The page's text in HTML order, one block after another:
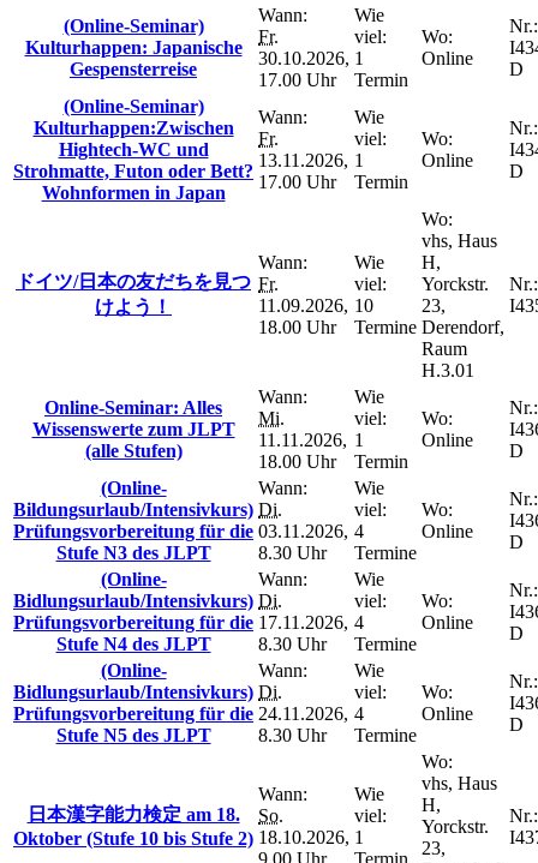
(Online-Seminar)
Kulturhappen: Japanische
Gespensterreise
Wann:
Fr.
30.10.2026,
17.00 Uhr
Wie
viel:
1
Termin
Wo:
Online
Nr.:
D
(Online-Seminar)
Kulturhappen:Zwischen
Hightech-WC und
Strohmatte, Futon oder Bett?
Wohnformen in Japan
Wann:
Fr.
13.11.2026,
17.00 Uhr
Wie
viel:
1
Termin
Wo:
Online
Nr.:
D
ドイツ/日本の友だちを見つ
けよう！
Wann:
Fr.
11.09.2026,
18.00 Uhr
Wie
viel:
10
Termine
Wo:
vhs, Haus
H,
Yorckstr.
23,
Derendorf,
Raum
H.3.01
Nr.:
Online-Seminar: Alles
Wissenswerte zum JLPT
(alle Stufen)
Wann:
Mi.
11.11.2026,
18.00 Uhr
Wie
viel:
1
Termin
Wo:
Online
Nr.:
D
(Online-
Bildungsurlaub/Intensivkurs)
Prüfungsvorbereitung für die
Stufe N3 des JLPT
Wann:
Di.
03.11.2026,
8.30 Uhr
Wie
viel:
4
Termine
Wo:
Online
Nr.:
D
(Online-
Bidlungsurlaub/Intensivkurs)
Prüfungsvorbereitung für die
Stufe N4 des JLPT
Wann:
Di.
17.11.2026,
8.30 Uhr
Wie
viel:
4
Termine
Wo:
Online
Nr.:
D
(Online-
Bidlungsurlaub/Intensivkurs)
Prüfungsvorbereitung für die
Stufe N5 des JLPT
Wann:
Di.
24.11.2026,
8.30 Uhr
Wie
viel:
4
Termine
Wo:
Online
Nr.:
D
日本漢字能力検定 am 18.
Oktober (Stufe 10 bis Stufe 2)
Wann:
So.
18.10.2026,
9.00 Uhr
Wie
viel:
1
Termin
Wo:
vhs, Haus
H,
Yorckstr.
23,
Nr.: